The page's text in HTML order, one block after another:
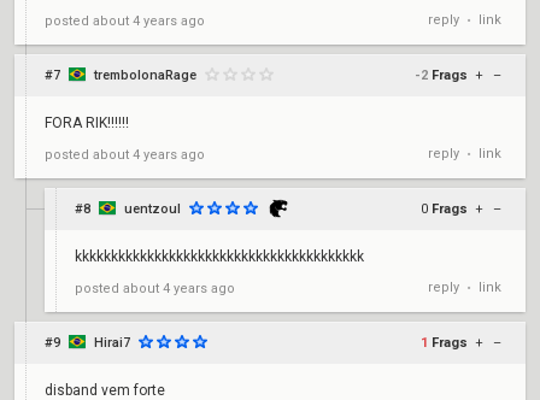
posted about 4 years ago reply • link
#7 trembolonaRage -2 Frags + –
FORA RIK!!!!!!
posted about 4 years ago reply • link
#8 uentzoul 0 Frags + –
kkkkkkkkkkkkkkkkkkkkkkkkkkkkkkkkkkkkkkkk
posted about 4 years ago reply • link
#9 Hirai7 1 Frags + –
disband vem forte